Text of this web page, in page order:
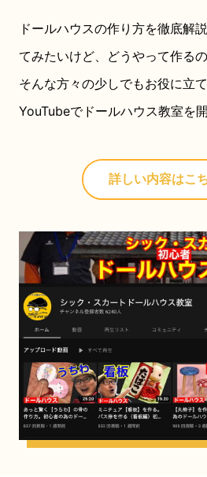
ドールハウスの作り方を徹底解
てみたいけど、どうやって作るの
そんな方々の少しでもお役に立
YouTubeでドールハウス教室を
詳しい内容はこ